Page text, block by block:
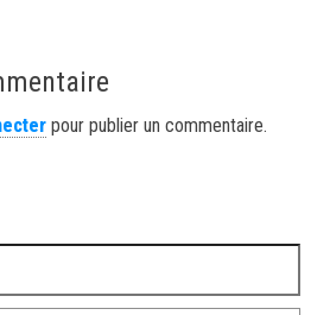
pour publier un commentaire.